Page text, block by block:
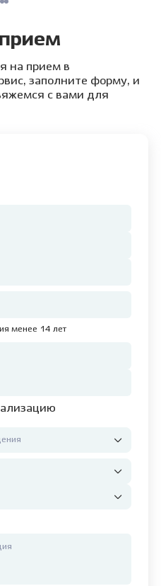
на прием в
заполните форму, и
с вами для
менее 14 лет